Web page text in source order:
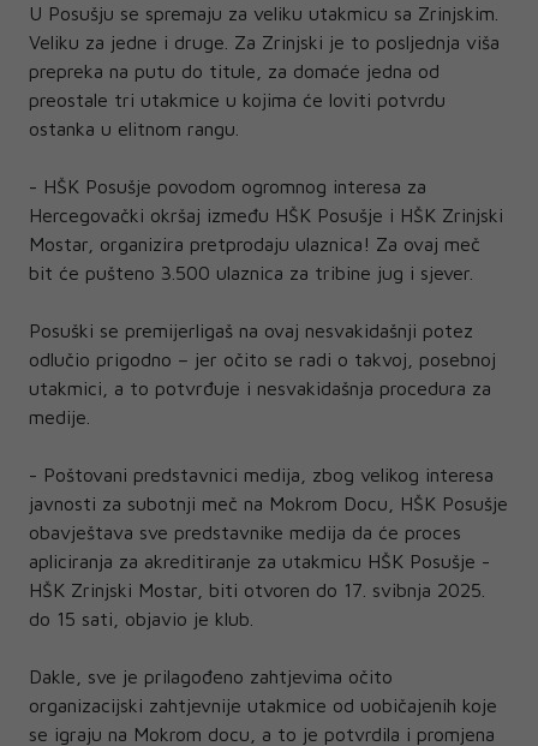
U Posušju se spremaju za veliku utakmicu sa Zrinjskim.
Veliku za jedne i druge. Za Zrinjski je to posljednja viša
prepreka na putu do titule, za domaće jedna od
preostale tri utakmice u kojima će loviti potvrdu
ostanka u elitnom rangu.
- HŠK Posušje povodom ogromnog interesa za
Hercegovački okršaj između HŠK Posušje i HŠK Zrinjski
Mostar, organizira pretprodaju ulaznica! Za ovaj meč
bit će pušteno 3.500 ulaznica za tribine jug i sjever.
Posuški se premijerligaš na ovaj nesvakidašnji potez
odlučio prigodno – jer očito se radi o takvoj, posebnoj
utakmici, a to potvrđuje i nesvakidašnja procedura za
medije.
- Poštovani predstavnici medija, zbog velikog interesa
javnosti za subotnji meč na Mokrom Docu, HŠK Posušje
obavještava sve predstavnike medija da će proces
apliciranja za akreditiranje za utakmicu HŠK Posušje -
HŠK Zrinjski Mostar, biti otvoren do 17. svibnja 2025.
do 15 sati, objavio je klub.
Dakle, sve je prilagođeno zahtjevima očito
organizacijski zahtjevnije utakmice od uobičajenih koje
se igraju na Mokrom docu, a to je potvrdila i promjena